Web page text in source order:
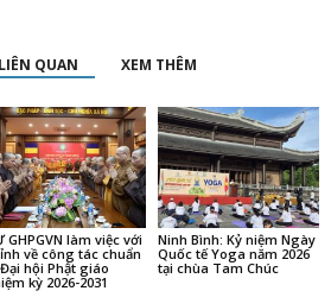
QUAN XEM THÊM
GHPGVN làm việc với
về công tác chuẩn
hội Phật giáo
kỳ 2026-2031
Ninh Bình: Kỷ niệm Ngày
Quốc tế Yoga năm 2026
tại chùa Tam Chúc